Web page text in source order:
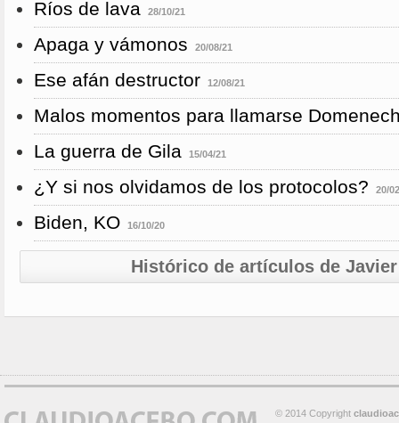
Ríos de lava 28/10/21
Apaga y vámonos 20/08/21
Ese afán destructor 12/08/21
Malos momentos para llamarse
La guerra de Gila
15/04/21
¿Y si nos olvidamos de los protocolos? 20/
Biden, KO 16/10/20
Histórico de artículos de
© 2014 Copyright